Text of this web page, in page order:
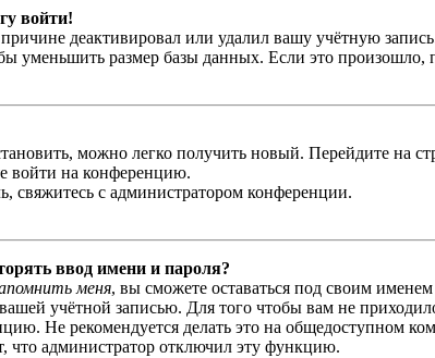
войти!
деактивировал или удалил вашу учётную
уменьшить размер базы данных. Если это произошло,
можно легко получить новый. Перейдите на
войти на конференцию.
свяжитесь с администратором конференции.
ввод имени и пароля?
меня, вы сможете оставаться под своим
учётной записью. Для того чтобы вам не
Не рекомендуется делать это на общедоступном
что администратор отключил эту функцию.